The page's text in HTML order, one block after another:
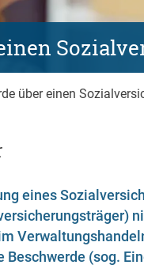
über einen
eines
(sog.